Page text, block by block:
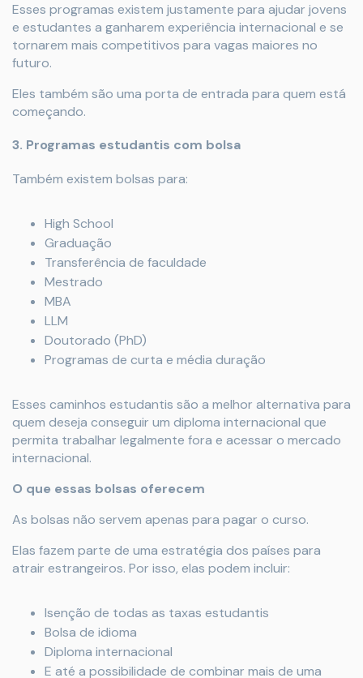
Esses programas existem justamente para ajudar jovens
e estudantes a ganharem experiência internacional e se
tornarem mais competitivos para vagas maiores no
futuro.
Eles também são uma porta de entrada para quem está
começando.
3. Programas estudantis com bolsa
Também existem bolsas para:
High School
Graduação
Transferência de faculdade
Mestrado
MBA
LLM
Doutorado (PhD)
Programas de curta e média duração
Esses caminhos estudantis são a melhor alternativa para
quem deseja conseguir um diploma internacional que
permita trabalhar legalmente fora e acessar o mercado
internacional.
O que essas bolsas oferecem
As bolsas não servem apenas para pagar o curso.
Elas fazem parte de uma estratégia dos países para
atrair estrangeiros. Por isso, elas podem incluir:
Isenção de todas as taxas estudantis
Bolsa de idioma
Diploma internacional
E até a possibilidade de combinar mais de uma